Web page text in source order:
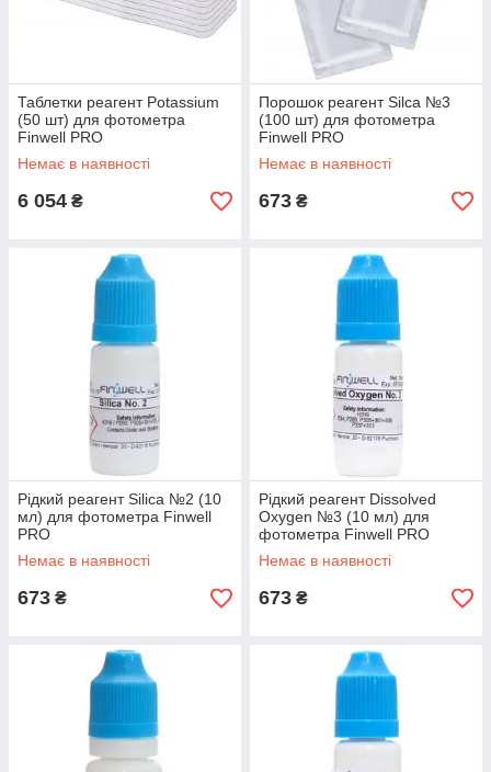
Таблетки реагент Potassium
(50 шт) для фотометра
Finwell PRO
Немає в наявності
6 054 ₴
Порошок реагент Silca №3
(100 шт) для фотометра
Finwell PRO
Немає в наявності
673 ₴
Рідкий реагент Silica №2 (10
мл) для фотометра Finwell
PRO
Немає в наявності
673 ₴
Рідкий реагент Dissolved
Oxygen №3 (10 мл) для
фотометра Finwell PRO
Немає в наявності
673 ₴